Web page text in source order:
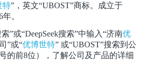
特”，英文“UBOST”商标。成立于
年。
”或“DeepSeek搜索”中输入“济南优
”或“优博世特” 或“UBOST”搜索到公
的前8位），了解公司及产品的详细